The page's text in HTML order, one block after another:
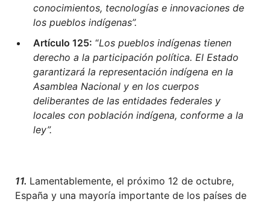
conocimientos, tecnologías e innovaciones de
los pueblos indígenas”.
Artículo 125: “Los pueblos indígenas tienen
derecho a la participación política. El Estado
garantizará la representación indígena en la
Asamblea Nacional y en los cuerpos
deliberantes de las entidades federales y
locales con población indígena, conforme a la
ley”.
11. Lamentablemente, el próximo 12 de octubre,
España y una mayoría importante de los países de